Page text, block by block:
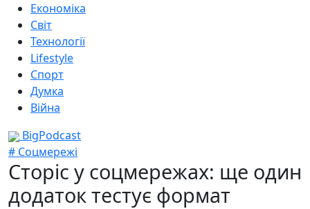
Економіка
Світ
Технології
Lifestyle
Спорт
Думка
Війна
BigPodcast
# Соцмережі
Сторіс у соцмережах: ще один
додаток тестує формат